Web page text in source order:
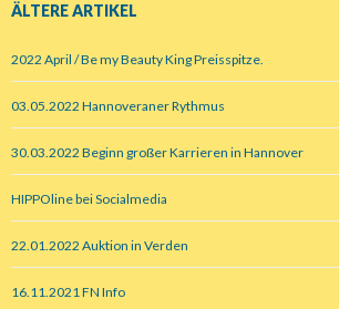
ÄLTERE ARTIKEL
2022 April / Be my Beauty King Preisspitze.
03.05.2022 Hannoveraner Rythmus
30.03.2022 Beginn großer Karrieren in Hannover
HIPPOline bei Socialmedia
22.01.2022 Auktion in Verden
16.11.2021 FN Info